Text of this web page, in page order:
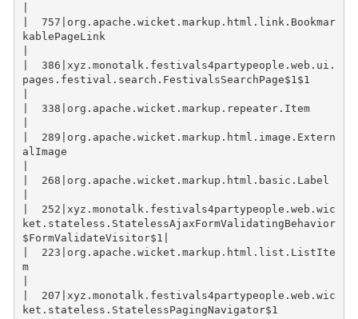
|  757|org.apache.wicket.markup.html.link.Bookmar
kablePageLink
|  386|xyz.monotalk.festivals4partypeople.web.ui.
pages.festival.search.FestivalsSearchPage$1$1
|  338|org.apache.wicket.markup.repeater.Item
|  289|org.apache.wicket.markup.html.image.Extern
alImage
|  268|org.apache.wicket.markup.html.basic.Label
|  252|xyz.monotalk.festivals4partypeople.web.wic
ket.stateless.StatelessAjaxFormValidatingBehavior
$FormValidateVisitor$1|
|  223|org.apache.wicket.markup.html.list.ListIte
m
|  207|xyz.monotalk.festivals4partypeople.web.wic
ket.stateless.StatelessPagingNavigator$1